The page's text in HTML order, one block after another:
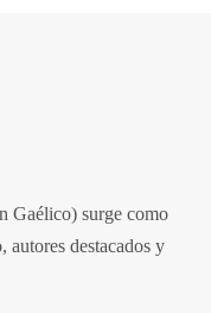
Gaélico) surge como
autores destacados y